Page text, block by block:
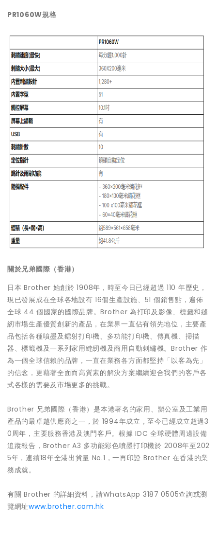
PR1060W規格
關於兄弟國際（香港）
日本 Brother 始創於 1908年，時至今日已經超過 110 年歷史，
現已發展成在全球各地設有 16個生產設施、51 個銷售點，遍佈
全球 44 個國家的國際品牌。Brother 為打印及影像、標籤和縫
紉市場生產優質創新的產品，在業界一直佔有領先地位，主要產
品包括各種噴墨及鐳射打印機、多功能打印機、傳真機、掃描
器、標籤機及一系列家用縫紉機及商用自動刺繡機。Brother 作
為一個全球信賴的品牌，一直在業務各方面都堅持「以客為先」
的信念，更藉著全面而高質素的解決方案繼續迎合我們的客戶各
式各樣的需要及市場更多的挑戰。
Brother 兄弟國際（香港）是本港著名的家用、辦公室及工業用
產品的最卓越供應商之一，於 1994年成立，至今已經成立超過3
0周年，主要服務香港及澳門客戶。根據 IDC 全球硬體周邊設備
追蹤報告，Brother A3 多功能彩色噴墨打印機於 2008年至202
5年，連續18年全港出貨量 No.1，一再印證 Brother 在香港的業
務成就。
有關 Brother 的詳細資料，請WhatsApp 3187 0505查詢或瀏
覽網址www.brother.com.hk